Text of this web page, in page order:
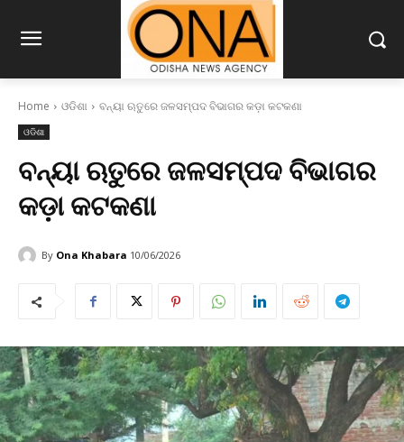
Home ଓଡିଶା ବନ୍ୟା ଋତୁରେ ଜଳସମ୍ପଦ ବିଭାଗର କଡ଼ା କଟକଣା
ଓଡିଶା
ବନ୍ୟା ଋତୁରେ ଜଳସମ୍ପଦ ବିଭାଗର
କଡ଼ା କଟକଣା
By Ona Khabara 10/06/2026